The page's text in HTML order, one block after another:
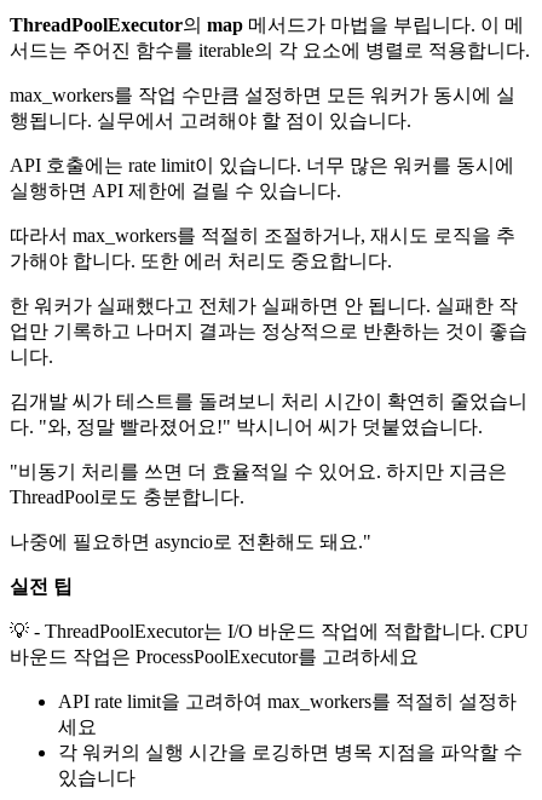
ThreadPoolExecutor의 map 메서드가 마법을 부립니다. 이 메
서드는 주어진 함수를 iterable의 각 요소에 병렬로 적용합니다.
max_workers를 작업 수만큼 설정하면 모든 워커가 동시에 실
행됩니다. 실무에서 고려해야 할 점이 있습니다.
API 호출에는 rate limit이 있습니다. 너무 많은 워커를 동시에
실행하면 API 제한에 걸릴 수 있습니다.
따라서 max_workers를 적절히 조절하거나, 재시도 로직을 추
가해야 합니다. 또한 에러 처리도 중요합니다.
한 워커가 실패했다고 전체가 실패하면 안 됩니다. 실패한 작
업만 기록하고 나머지 결과는 정상적으로 반환하는 것이 좋습
니다.
김개발 씨가 테스트를 돌려보니 처리 시간이 확연히 줄었습니
다. "와, 정말 빨라졌어요!" 박시니어 씨가 덧붙였습니다.
"비동기 처리를 쓰면 더 효율적일 수 있어요. 하지만 지금은
ThreadPool로도 충분합니다.
나중에 필요하면 asyncio로 전환해도 돼요."
실전 팁
💡 - ThreadPoolExecutor는 I/O 바운드 작업에 적합합니다. CPU
바운드 작업은 ProcessPoolExecutor를 고려하세요
API rate limit을 고려하여 max_workers를 적절히 설정하
세요
각 워커의 실행 시간을 로깅하면 병목 지점을 파악할 수
있습니다